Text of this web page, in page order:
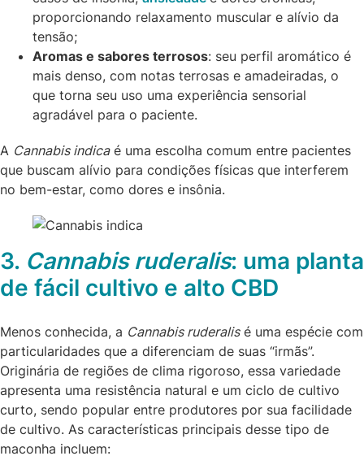
proporcionando relaxamento muscular e alívio da
tensão;
Aromas e sabores terrosos: seu perfil aromático é
mais denso, com notas terrosas e amadeiradas, o
que torna seu uso uma experiência sensorial
agradável para o paciente.
A Cannabis indicaé uma escolha comum entre pacientes
que buscam alívio para condições físicas que interferem
no bem-estar, como dores e insônia.
3. Cannabis ruderalis: uma planta
de fácil cultivo e alto CBD
Menos conhecida, a Cannabis ruderalisé uma espécie com
particularidades que a diferenciam de suas “irmãs”.
Originária de regiões de clima rigoroso, essa variedade
apresenta uma resistência natural e um ciclo de cultivo
curto, sendo popular entre produtores por sua facilidade
de cultivo. As características principais desse tipo de
maconha incluem: